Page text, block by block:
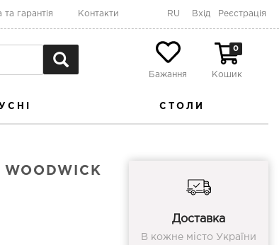
гарантія Контакти RU Вхід Реєстрація
Бажання
0
Кошик
СТОЛИ
Доставка
В кожне місто України